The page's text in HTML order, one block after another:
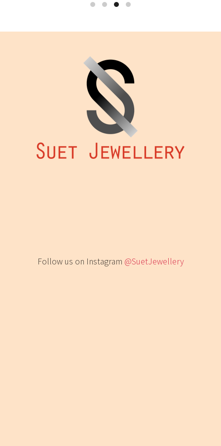
品
式。
可
在
產
品
頁
面
選
擇
選
Follow us on Instagram @SuetJewellery